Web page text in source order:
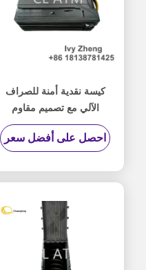
كيسة نقدية أمنة للصراف
الآلي مع تصميم مقاوم
للتلاعب وتوزيع نقود سلس
للمؤسسات المالية
احصل على أفضل سعر